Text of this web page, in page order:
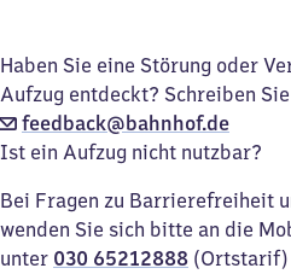
Haben Sie eine Störung oder
Aufzug entdeckt? Schreiben
feedback@bahnhof.de
Ist ein Aufzug nicht nutzbar?
Bei Fragen zu Barrierefreiheit
wenden Sie sich bitte an die
unter 030 65212888 (Ortstarif)